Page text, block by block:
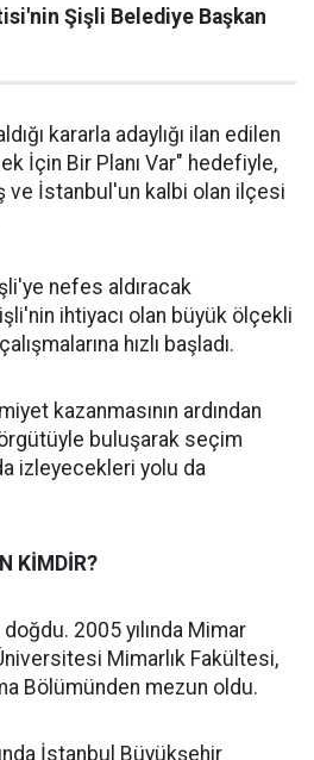
Şişli Belediye Başkan
kararla adaylığı ilan edilen
İçin Bir Planı Var" hedefiyle,
ve İstanbul'un kalbi olan ilçesi
nefes aldıracak
ihtiyacı olan büyük ölçekli
hızlı başladı.
kazanmasının ardından
örgütüyle buluşarak seçim
izleyecekleri yolu da
KİMDİR?
doğdu. 2005 yılında Mimar
Mimarlık Fakültesi,
Bölümünden mezun oldu.
İstanbul Büyükşehir